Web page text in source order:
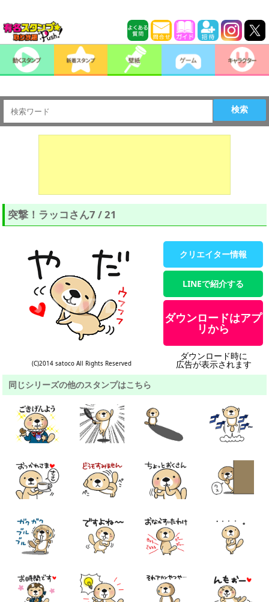
検索
突撃！ラッコさん7 / 21
(C)2014 satoco All Rights Reserved
クリエイター情報
LINEで紹介する
ダウンロードはアプ
リから
ダウンロード時に
広告が表示されます
同じシリーズの他のスタンプはこちら